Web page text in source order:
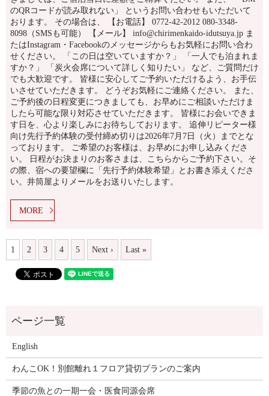
のQRコードが読み取れない」 というお問い合わせもいただいて
おります。 その場合は、 【お電話】 0772-42-2012 080-3348-
8098（SMSも可能） 【メール】 info@chirimenkaido-idutsuya.jp ま
たはInstagram・Facebookのメッセージからもお気軽にお問い合わ
せください。 「この日は空いていますか？」 「一人でも泊まれま
すか？」 「炭火会席について詳しく知りたい」 など、ご質問だけ
でも大歓迎です。 皆様に安心してご予約いただけるよう、お手伝
いさせていただきます。 どうぞお気軽にご連絡ください。 また、
ご予約後の日程変更につきましても、お早めにご相談いただけま
したら可能な限り対応させていただきます。 皆様にお会いできま
す日を、心より楽しみにお待ちしております。 追伸リピーター様
向け先行予約体験の受付締め切りは2026年7月7日（火）までとな
っております。 ご希望のお客様は、お早めにお申し込みくださ
い。 日程がお決まりのお客さまは、こちらからご予約下さい。そ
の際、宿への要望欄に「先行予約体験希望」とお書き添えくださ
い。井筒屋よりメールをお送りいたします。
MORE
1 2 3 4 5 Next › Last »
English
わんこOK！別館離れ１フロア貸切プランのご案内
季節の魚との一期一会・医食同源会席